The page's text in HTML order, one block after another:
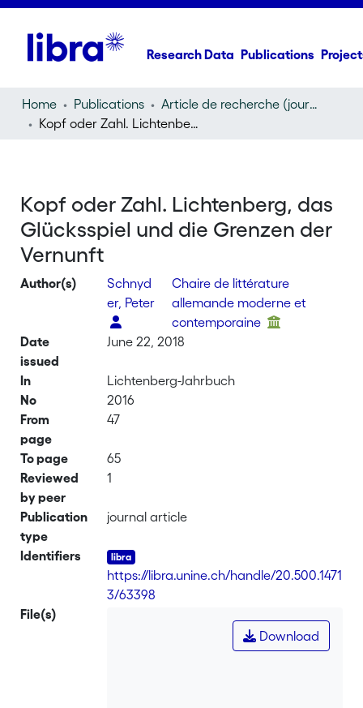
Research Data Publications
Home Publications
Article de recherche (journal article)
Kopf oder Zahl. Lichtenberg, das Glücksspiel und die Grenzen der Vernunft
Kopf oder Zahl. Lichtenberg, das
Glücksspiel und die Grenzen der
Vernunft
Author(s)
Schnyd
er, Peter
Chaire de littérature
allemande moderne et
contemporaine
Date
issued
June 22, 2018
In
Lichtenberg-Jahrbuch
No
2016
From
page
47
To page
65
Reviewed
by peer
1
Publication
type
journal article
Identifiers
https://libra.unine.ch/handle/20.500.1471
3/63398
File(s)
Download